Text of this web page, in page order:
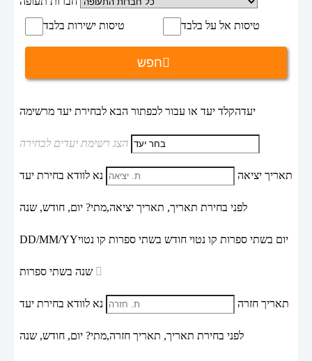
חפש
טיסות ישירות בלבד טיסות אל על בלבד
יעדהקלד יעד או עבור לכפתור הבא לבחירת יעד מרשימה
הצג רשימת יעדים לבחירה
תאריך יציאה נא לוודא בחירת יעד
לפני בחירת תאריך, תאריך יציאה,מתי? יום, חודש, שנה
DD/MM/YYיום בשתי ספרות קו נטוי חודש בשתי ספרות קו נטוי
תאריך חזרה נא לוודא בחירת יעד
לפני בחירת תאריך, תאריך חזרה,מתי? יום, חודש, שנה